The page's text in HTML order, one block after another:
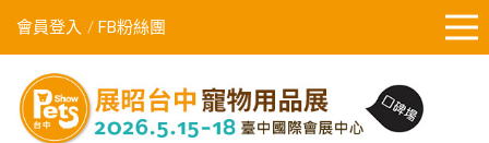
會員登入 FB粉絲團